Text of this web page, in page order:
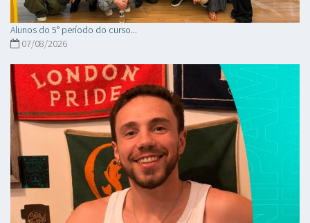
Alunos do 5° período do curso...
07/08/2026